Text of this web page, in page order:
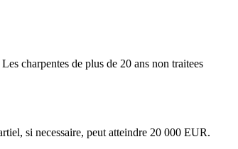
charpentes de plus de 20 ans non traitees
si necessaire, peut atteindre 20 000 EUR.